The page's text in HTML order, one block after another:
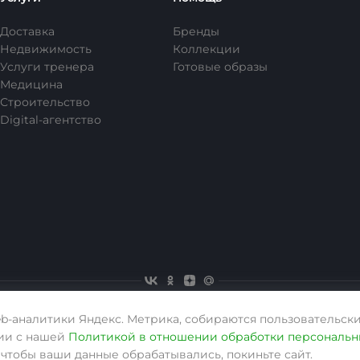
Доставка
Недвижимость
Услуги тренера
Медицина
Строительство
Digital-агентство
Бренды
Коллекции
Готовые образы
аналитики Яндекс. Метрика, собираются
с нашей Политикой в отношении обработки
ваши данные обрабатывались, покиньте сайт.